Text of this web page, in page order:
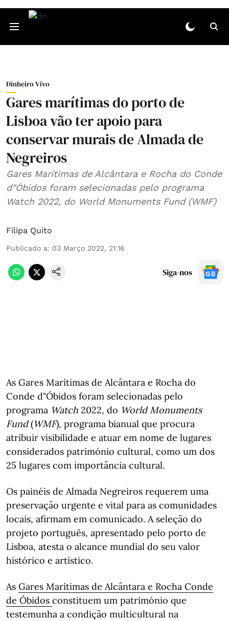
Dinheiro Vivo
Gares marítimas do porto de
Lisboa vão ter apoio para
conservar murais de Almada de
Negreiros
Gares Marítimas de Alcântara e Rocha do Conde
d"Óbidos foram selecionadas pelo programa
Watch 2022, do World Monuments Fund (WMF)
Filipa Quito
Publicado a: 03 Março 2022, 21:16
Siga-nos
As Gares Marítimas de Alcântara e Rocha do
Conde d"Óbidos foram selecionadas pelo
programa Watch 2022, do World Monuments
Fund(WMF), programa bianual que procura
atribuir visibilidade e atuar em nome de lugares
considerados património cultural, como um dos
25 lugares com importância cultural.
Os painéis de Almada Negreiros requerem uma
preservação urgente e vital para as comunidades
locais, afirmam em comunicado. A seleção do
projeto português, apresentado pelo porto de
Lisboa, atesta o alcance mundial do seu valor
histórico e artístico.
As Gares Marítimas de Alcântara e Rocha Conde
de Óbidos constituem um património que
testemunha a condição multicultural na